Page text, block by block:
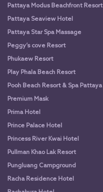
Pattaya Modus Beachfront Resort
Pattaya Seaview Hotel
Pattaya Star Spa Massage
Peggy’s cove Resort
Phukaew Resort
Play Phala Beach Resort
Pooh Beach Resort & Spa Pattaya
Premium Mask
Prima Hotel
Prince Palace Hotel
Princess River Kwai Hotel
Pullman Khao Lak Resort
Pungluang Campground
Racha Residence Hotel